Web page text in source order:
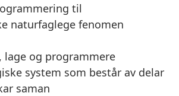
til
naturfaglege fenomen
, lage og programmere
system som består av delar
saman